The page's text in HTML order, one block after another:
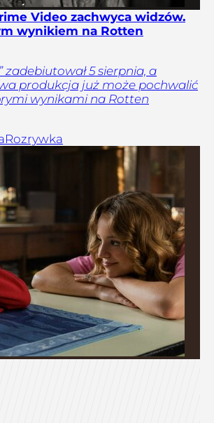
Video zachwyca widzów.
wynikiem na Rotten
zadebiutował 5 sierpnia, a
produkcja już może pochwalić
wynikami na Rotten
Rozrywka